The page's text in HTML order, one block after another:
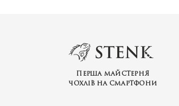
Перша майстерня
чохлів на смартфони